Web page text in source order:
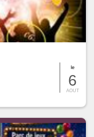
le
6
AOUT